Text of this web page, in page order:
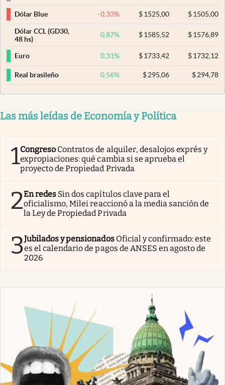
Dólar Blue -0,33% $ 1525,00 $1505,00
Dólar CCL (GD30,
48 hs)
0,87% $ 1585,52 $1576,89
Euro 0,31% $ 1733,42 $1732,12
Real brasileño 0,56% $ 295,06 $294,78
Las más leídas de Economía y Política
1Congreso Contratos de alquiler, desalojos exprés y
expropiaciones: qué cambia si se aprueba el
proyecto de Propiedad Privada
2En redes Sin dos capítulos clave para el
oficialismo, Milei reaccionó a la media sanción de
la Ley de Propiedad Privada
3Jubilados y pensionados Oficial y confirmado: este
es el calendario de pagos de ANSES en agosto de
2026